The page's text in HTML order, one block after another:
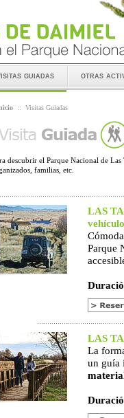
guiadas otras
:: Visitas Guiadas
descubrir el Parque Nacional de
familias, etc.
LAS
vehículo
Parque
LAS
La
un guía